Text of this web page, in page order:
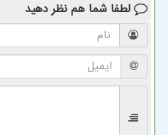
لطفا شما هم نظر دهید